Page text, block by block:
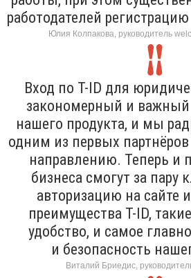
работодателей
Юлия Колпакова, руководитель
Вход по T-ID для
закономерный и важный
нашего продукта, и мы
одним из первых
направлению. Теперь и
бизнеса смогут за пару
авторизацию на сайте
преимущества T-ID,
удобство, и самое
и безопасность
Виталий Бриедис,